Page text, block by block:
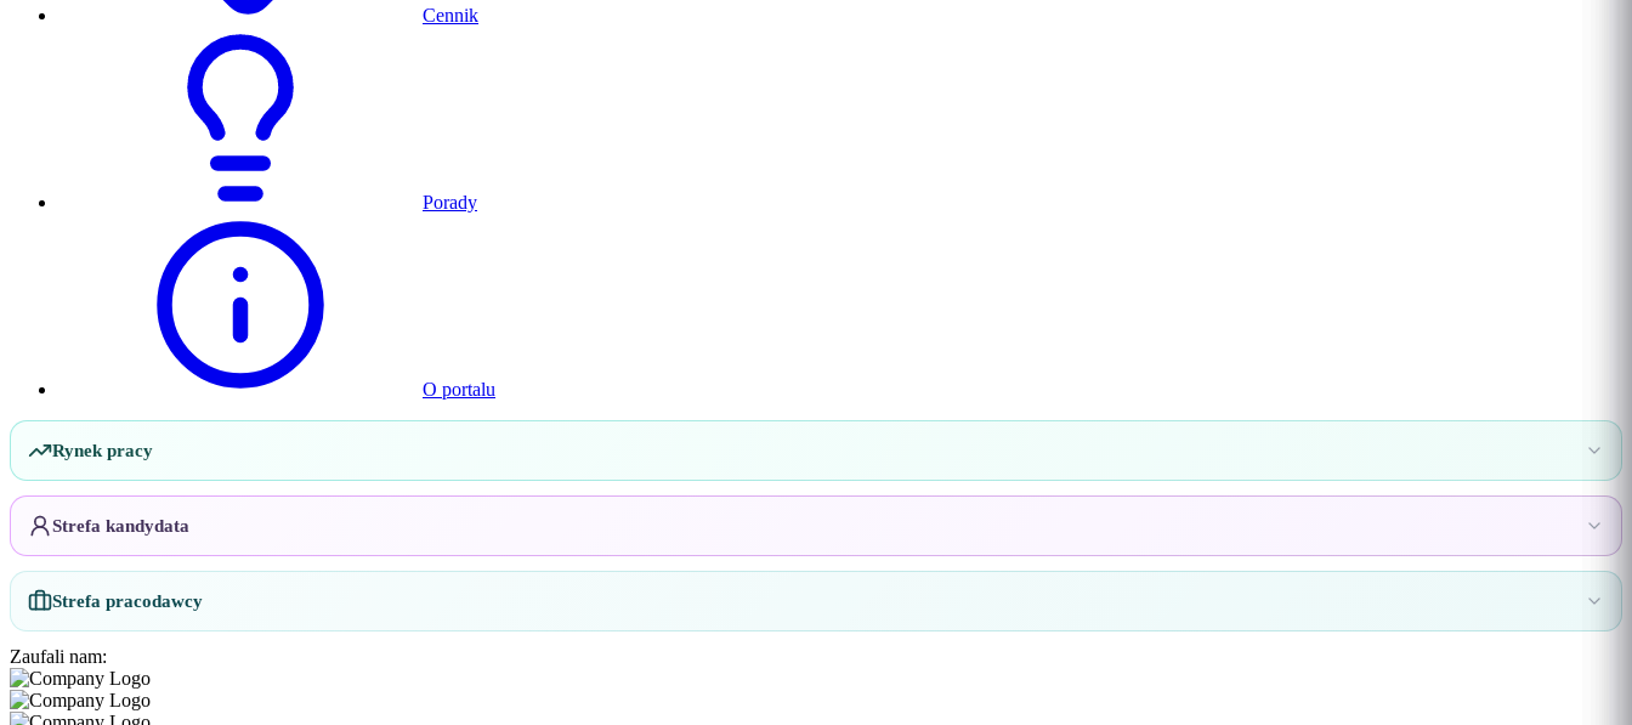
Cennik
Porady
O portalu
Rynek pracy
Strefa kandydata
Strefa pracodawcy
Zaufali nam: